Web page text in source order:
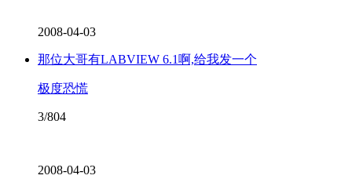
2008-04-03
那位大哥有LABVIEW 6.1啊,给我发一个
极度恐慌
3/804
2008-04-03